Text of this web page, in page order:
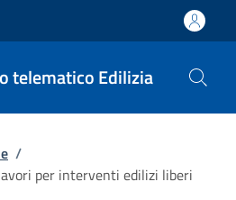
telematico Edilizia
/
per interventi edilizi liberi